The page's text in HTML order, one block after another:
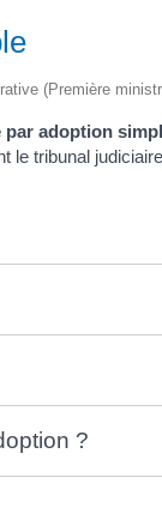
(Première
par adoption
le tribunal
?